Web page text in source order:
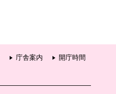
庁舎案内
開庁時間